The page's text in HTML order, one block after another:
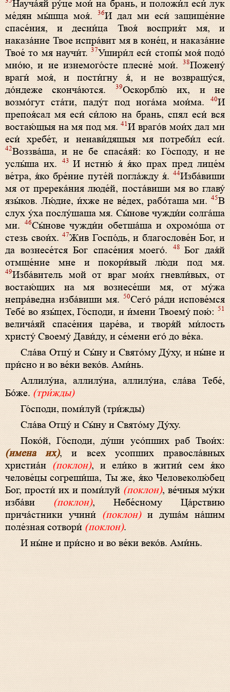
Науча́яй ру́це мои́ на брань, и положи́л еси́ лук
ме́дян мы́шца моя́. 36И дал ми еси́ защище́ние
спасе́ния, и десни́ца Твоя́ восприя́т мя, и
наказа́ние Твое испра́вит мя в коне́ц, и наказа́ние
Твое́ то мя научи́т.37Ушири́л еси́ стопы́ моя́ подо́
мно́ю, и не изнемого́сте плесне́ мои́.38Пожену́
враги́ моя́, и пости́гну я́, и не возвращу́ся,
до́ндеже сконча́ются.39Оскорблю́ их, и не
возмо́гут ста́ти, паду́т под нога́ма мои́ма.40И
препоя́сал мя еси́ си́лою на брань, спял еси́ вся
востаю́щыя на мя под мя.41И враго́в мои́х дал ми
еси́ хребе́т, и ненави́дящыя мя потреби́л еси́.
42Воззва́ша, и не бе спаса́яй: ко Го́споду, и не
услы́ша их.43И истню́ я́ я́ко прах пред лице́м
ве́тра, я́ко бре́ние путе́й погла́жду я́.44Изба́виши
мя от пререка́ния люде́й, поста́виши мя во главу́
язы́ков. Лю́дие, и́хже не ве́дех, рабо́таша ми.45В
слух у́ха послу́шаша мя. Сы́нове чужди́и солга́ша
ми.46Сы́нове чужди́и обетша́ша и охромо́ша от
стезь свои́х.47Жив Госпо́дь, и благослове́н Бог, и
да вознесе́тся Бог спасе́ния моего́.48Бог дая́й
отмще́ние мне и покори́вый лю́ди под мя.
49Изба́витель мой от враг мои́х гневли́вых, от
востаю́щих на мя вознесе́ши мя, от му́жа
непра́ведна изба́виши мя.50Сего́ ра́ди испове́мся
Тебе́ во язы́цех, Го́споди, и и́мени Твоему́ пою́:51
велича́яй спасе́ния царе́ва, и творя́й ми́лость
христу́ Своему́ Дави́ду, и се́мени его́ до ве́ка.
Сла́­ва Отцу́ и Сы́­ну и Свя­то́­му Ду́ху, и ны́­не и
при́с­но и во ве́­ки ве­ко́в. Ами́нь.
Алли­лу́иа, алли­лу́иа, алли­лу́иа, сла́­ва Те­бе́,
Бо́­же.(три́жды)
Го́с­по­ди, по­ми́­луй (три́жды)
Сла́­ва Отцу́ и Сы́­ну и Свято́­му Ду́ху.
Поко́й, Го́споди, ду́ши усо́пших раб Твои́х:
(имена их), и всех усопших правосла́вных
христиа́н(поклон), и ели́ко в житии́ сем я́ко
челове́цы согреши́ша, Ты же, я́ко Человеколю́бец
Бог, прости́ их и поми́луй(поклон), ве́чныя му́ки
изба́ви(поклон), Небе́сному Ца́рствию
прича́стники учини́(поклон)и душа́м на́шим
поле́зная сотвори́ (поклон).
И ны́­не и при́с­но и во ве́­ки ве­ко́в. Ами́нь.